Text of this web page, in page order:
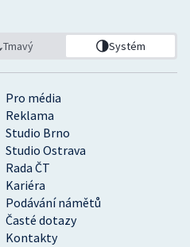
Pro média
Reklama
Studio Brno
Studio Ostrava
Rada ČT
Kariéra
Podávání námětů
Časté dotazy
Kontakty
Tmavý Systém